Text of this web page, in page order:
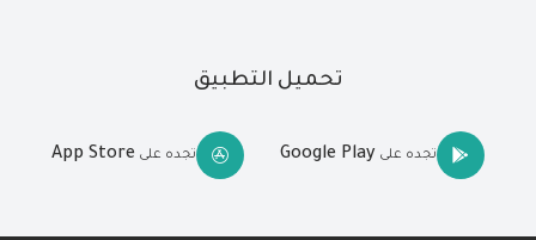
تحميل التطبيق
تجده على Google Play تجده على App Store